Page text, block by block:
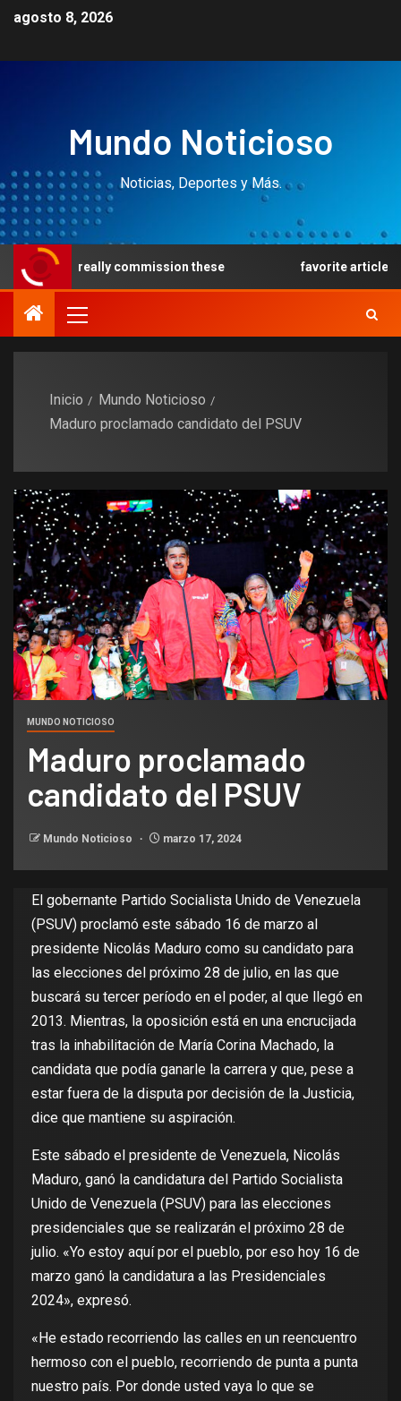
agosto 8, 2026
Mundo Noticioso
Noticias, Deportes y Más.
really commission these favorite article 191946
Inicio
Mundo Noticioso
Maduro proclamado candidato del PSUV
MUNDO NOTICIOSO
Maduro proclamado
candidato del PSUV
Mundo Noticioso marzo 17, 2024
El gobernante Partido Socialista Unido de Venezuela
(PSUV) proclamó este sábado 16 de marzo al
presidente Nicolás Maduro como su candidato para
las elecciones del próximo 28 de julio, en las que
buscará su tercer período en el poder, al que llegó en
2013. Mientras, la oposición está en una encrucijada
tras la inhabilitación de María Corina Machado, la
candidata que podía ganarle la carrera y que, pese a
estar fuera de la disputa por decisión de la Justicia,
dice que mantiene su aspiración.
Este sábado el presidente de Venezuela, Nicolás
Maduro, ganó la candidatura del Partido Socialista
Unido de Venezuela (PSUV) para las elecciones
presidenciales que se realizarán el próximo 28 de
julio. «Yo estoy aquí por el pueblo, por eso hoy 16 de
marzo ganó la candidatura a las Presidenciales
2024», expresó.
«He estado recorriendo las calles en un reencuentro
hermoso con el pueblo, recorriendo de punta a punta
nuestro país. Por donde usted vaya lo que se